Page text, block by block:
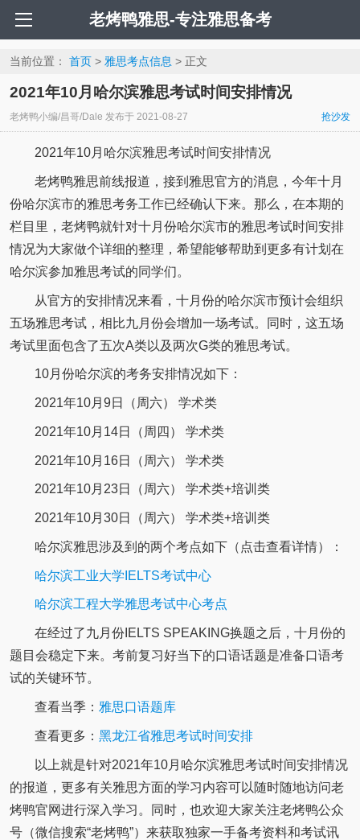
老烤鸭雅思-专注雅思备考
当前位置： 首页> 雅思考点信息 > 正文
2021年10月哈尔滨雅思考试时间安排情况
老烤鸭小编/昌哥/Dale 发布于 2021-08-27 抢沙发
2021年10月哈尔滨雅思考试时间安排情况
老烤鸭雅思前线报道，接到雅思官方的消息，今年十月
份哈尔滨市的雅思考务工作已经确认下来。那么，在本期的
栏目里，老烤鸭就针对十月份哈尔滨市的雅思考试时间安排
情况为大家做个详细的整理，希望能够帮助到更多有计划在
哈尔滨参加雅思考试的同学们。
从官方的安排情况来看，十月份的哈尔滨市预计会组织
五场雅思考试，相比九月份会增加一场考试。同时，这五场
考试里面包含了五次A类以及两次G类的雅思考试。
10月份哈尔滨的考务安排情况如下：
2021年10月9日（周六） 学术类
2021年10月14日（周四） 学术类
2021年10月16日（周六） 学术类
2021年10月23日（周六） 学术类+培训类
2021年10月30日（周六） 学术类+培训类
哈尔滨雅思涉及到的两个考点如下（点击查看详情）：
哈尔滨工业大学IELTS考试中心
哈尔滨工程大学雅思考试中心考点
在经过了九月份IELTS SPEAKING换题之后，十月份的
题目会稳定下来。考前复习好当下的口语话题是准备口语考
试的关键环节。
查看当季： 雅思口语题库
查看更多： 黑龙江省雅思考试时间安排
以上就是针对2021年10月哈尔滨雅思考试时间安排情况
的报道，更多有关雅思方面的学习内容可以随时随地访问老
烤鸭官网进行深入学习。同时，也欢迎大家关注老烤鸭公众
号（微信搜索“老烤鸭”）来获取独家一手备考资料和考试讯